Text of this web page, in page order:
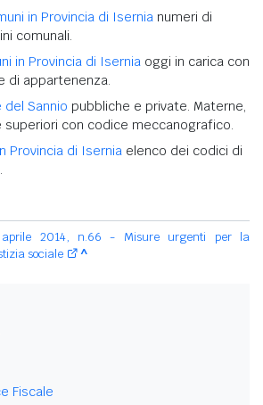
in Provincia di Isernia numeri di
comunali.
in Provincia di Isernia oggi in carica con
di appartenenza.
Sannio pubbliche e private. Materne,
superiori con codice meccanografico.
Provincia di Isernia elenco dei codici di
aprile 2014, n.66 - Misure urgenti per la
sociale
^
Fiscale